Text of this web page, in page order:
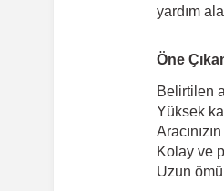
yardım
Öne
Belirtilen
Yüksek
Kolay ve
Uzun